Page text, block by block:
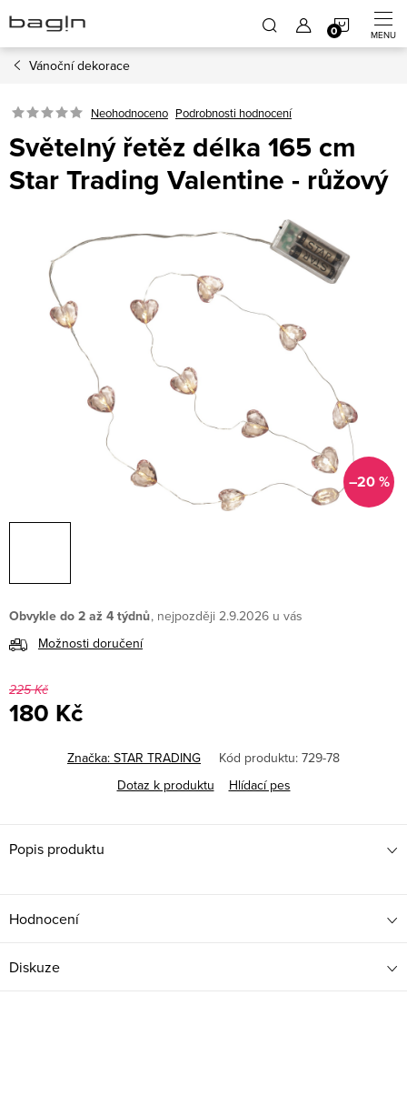
na
obsah
Vánoční dekorace
Neohodnoceno Podrobnosti hodnocení
Světelný řetěz délka 165 cm
Star Trading Valentine - růžový
–20 %
Obvykle do 2 až 4 týdnů
2.9.2026
Možnosti doručení
225 Kč
180 Kč
Značka: STAR TRADING Kód produktu: 729-78
Dotaz k produktu
Hlídací pes
Popis produktu
Hodnocení
Diskuze